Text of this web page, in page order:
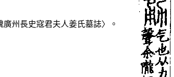
廣州長史寇君夫人姜氏墓誌〉。